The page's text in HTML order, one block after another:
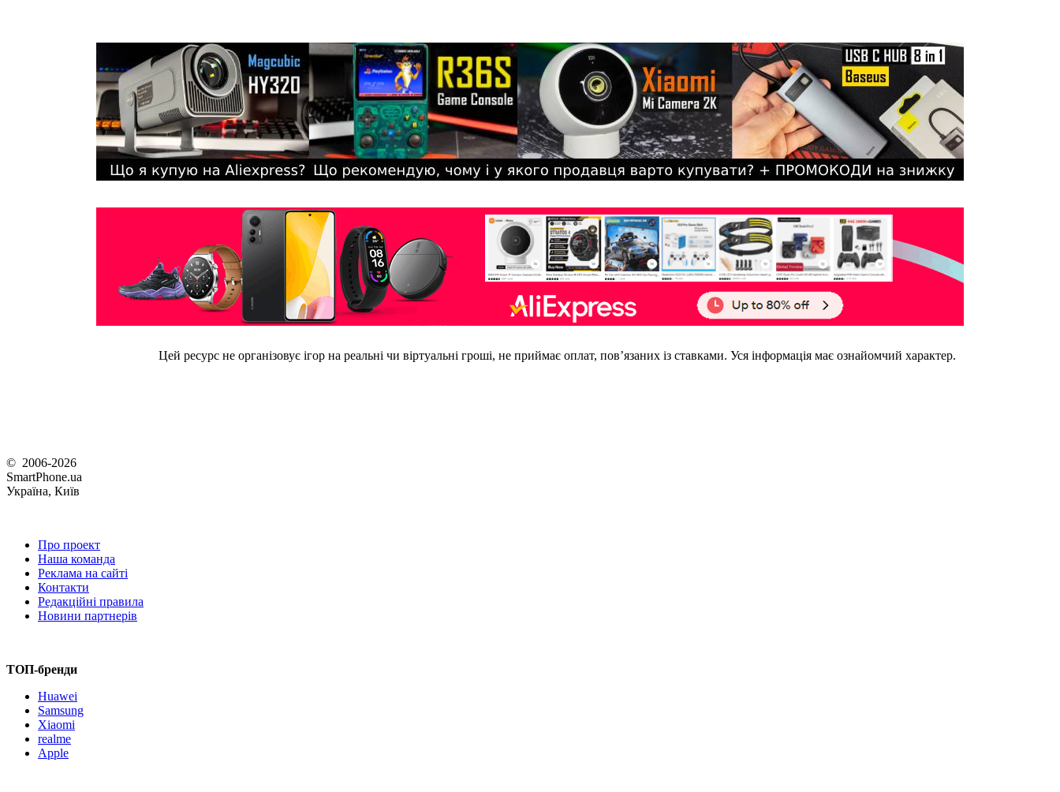
Цей ресурс не організовує ігор на реальні чи віртуальні гроші, не приймає оплат, пов’язаних із ставками. Уся інформація має ознайомчий характер.
© 2006-2026
SmartPhone.ua
Україна, Київ
Про проект
Наша команда
Реклама на сайті
Контакти
Редакційні правила
Новини партнерів
ТОП-бренди
Huawei
Samsung
Xiaomi
realme
Apple